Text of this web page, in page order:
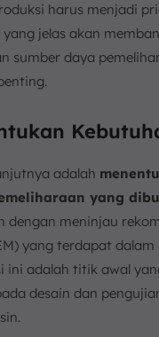
harus menjadi
jelas akan
sumber daya
adalah
yang
dengan meninjau
yang terdapat
ini adalah titik awal
desain dan